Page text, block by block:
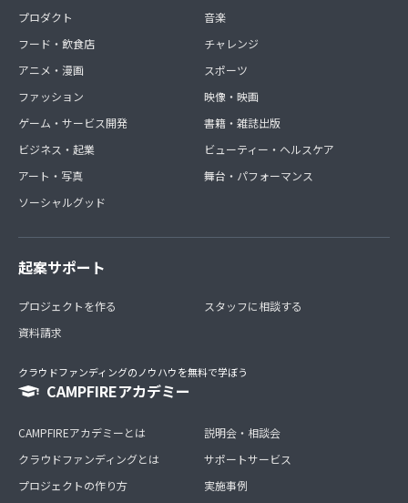
プロダクト
フード・飲食店
アニメ・漫画
ファッション
ゲーム・サービス開発
ビジネス・起業
アート・写真
ソーシャルグッド
音楽
チャレンジ
スポーツ
映像・映画
書籍・雑誌出版
ビューティー・ヘルスケア
舞台・パフォーマンス
起案サポート
プロジェクトを作る
資料請求
スタッフに相談する
クラウドファンディングのノウハウを無料で学ぼう
CAMPFIREアカデミー
CAMPFIREアカデミーとは
クラウドファンディングとは
プロジェクトの作り方
説明会・相談会
サポートサービス
実施事例